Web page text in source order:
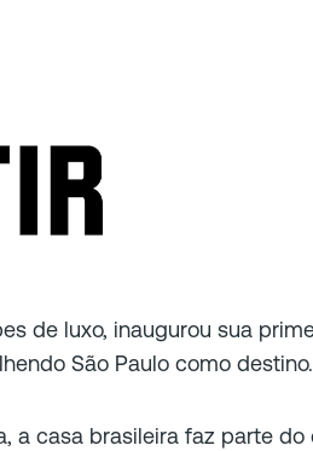
de luxo, inaugurou sua
São Paulo como destino.
a casa brasileira faz parte